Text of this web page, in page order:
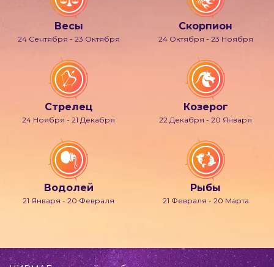
Весы
24 Сентября - 23 Октября
Скорпион
24 Октября - 23 Ноября
Стрелец
24 Ноября - 21 Декабря
Козерог
22 Декабря - 20 Января
Водолей
21 Января - 20 Февраля
Рыбы
21 Февраля - 20 Марта